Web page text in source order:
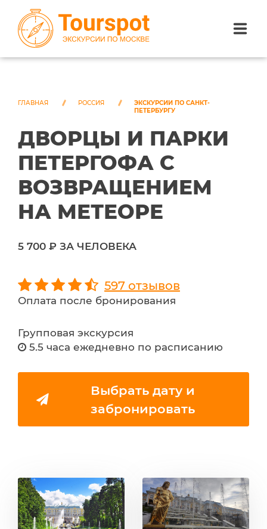
ЭКСКУРСИИ ПО МОСКВЕ
ЭКСКУРСИИ ПО СОЧИ
О НАС
ГЛАВНАЯ РОССИЯ
ЭКСКУРСИИ ПО САНКТ-
ПЕТЕРБУРГУ
ДВОРЦЫ И ПАРКИ
ПЕТЕРГОФА С
ВОЗВРАЩЕНИЕМ
НА МЕТЕОРЕ
5 700 ₽ ЗА ЧЕЛОВЕКА
597 отзывов
Оплата после бронирования
Групповая экскурсия
5.5 часа ежедневно по расписанию
Выбрать дату и
забронировать